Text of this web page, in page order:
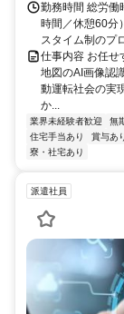
勤務時間 総労
時間／休憩60分
スタイム制のプ
仕事内容 お任
地図のAI画像認
動運転社会の実
か...
業界未経験者歓迎 無
住宅手当あり
賞与あ
寮・社宅あり
派遣社員